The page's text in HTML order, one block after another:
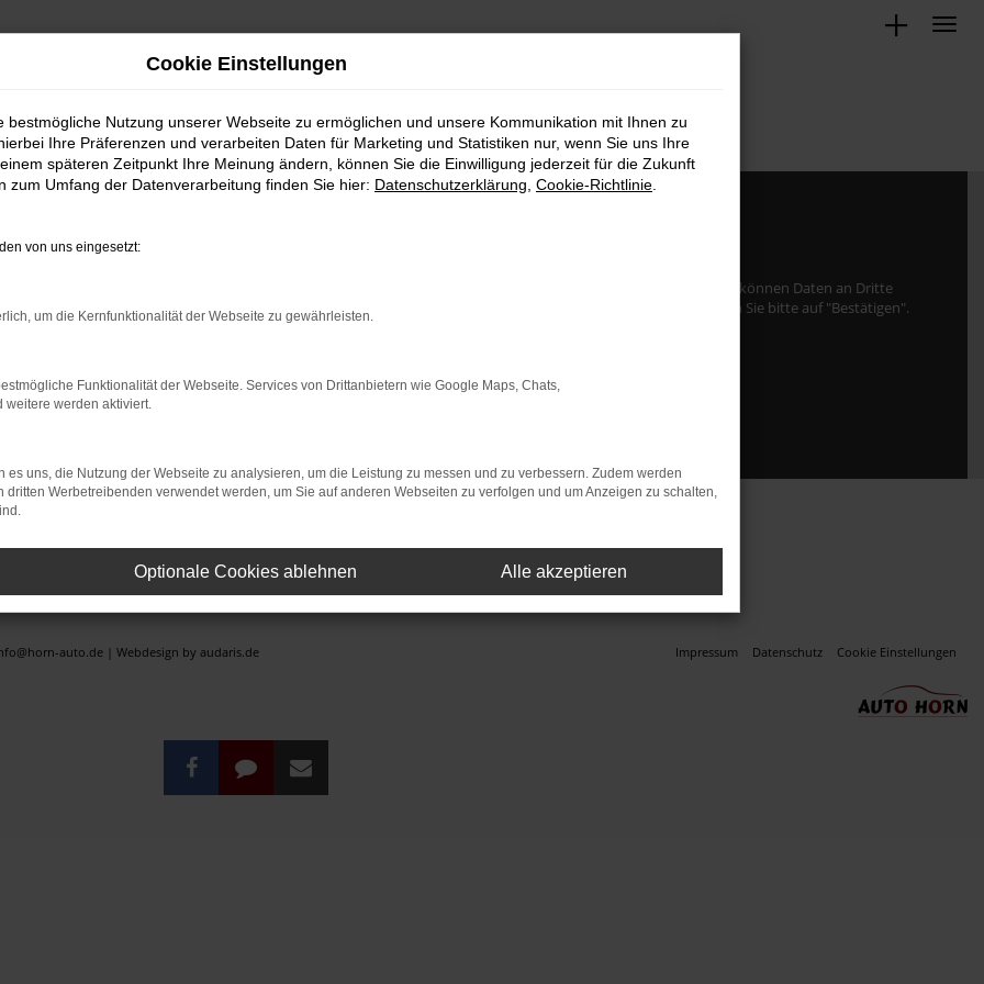
zu laden. Dabei können Daten an Dritte
weitergegeben werden. Wenn Sie damit einverstanden sind, klicken Sie bitte auf "Bestätigen".
Bestätigen
ehemaligen unverbindlichen Preisempfehlung des Herstellers am Tag der Erstzulassung (Neupreis).
vorbehalten.
Impressum Datenschutz Cookie Einstellungen
auto.de | Webdesign by audaris.de
Cookie Einstellungen
bestmögliche Nutzung unserer Webseite zu ermöglichen und unsere Kommunikation mit Ihnen zu
Ihre Präferenzen und verarbeiten Daten für Marketing und Statistiken nur, wenn Sie uns Ihre
späteren Zeitpunkt Ihre Meinung ändern, können Sie die Einwilligung jederzeit für die Zukunft
zum Umfang der Datenverarbeitung finden Sie hier: Datenschutzerklärung Cookie-Richtlinie
von uns eingesetzt:
um die Kernfunktionalität der Webseite zu gewährleisten.
Funktionalität der Webseite. Services von Drittanbietern wie Google Maps, Chats,
weitere werden aktiviert.
es uns, die Nutzung der Webseite zu analysieren, um die Leistung zu messen und zu verbessern. Zudem werden
dritten Werbetreibenden verwendet werden, um Sie auf anderen Webseiten zu verfolgen und um Anzeigen zu schalten,
Optionale Cookies ablehnen Alle akzeptieren